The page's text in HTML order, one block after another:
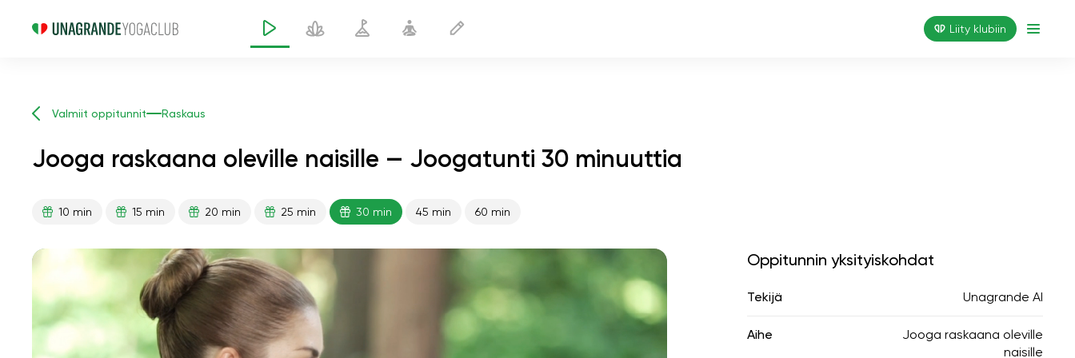
Liity klubiin
Valmiit oppitunnit Raskaus
Jooga raskaana oleville naisille — Joogatunti 30 minuuttia
10 min 15 min 20 min 25 min 30 min 45 min 60 min
Jooga raskaana oleville naisille
Oppitunnin yksityiskohdat
Tekijä Unagrande AI
Aihe
Jooga raskaana oleville
naisille